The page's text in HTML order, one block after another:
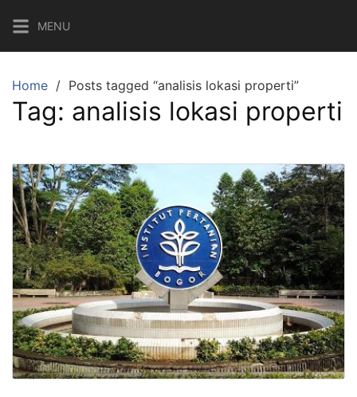
content
MENU
Home Posts tagged “analisis lokasi properti”
Tag: analisis lokasi properti